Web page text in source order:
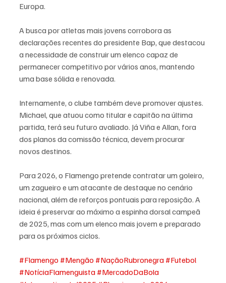
Europa.
A busca por atletas mais jovens corrobora as
declarações recentes do presidente Bap, que destacou
a necessidade de construir um elenco capaz de
permanecer competitivo por vários anos, mantendo
uma base sólida e renovada.
Internamente, o clube também deve promover ajustes.
Michael, que atuou como titular e capitão na última
partida, terá seu futuro avaliado. Já Viña e Allan, fora
dos planos da comissão técnica, devem procurar
novos destinos.
Para 2026, o Flamengo pretende contratar um goleiro,
um zagueiro e um atacante de destaque no cenário
nacional, além de reforços pontuais para reposição. A
ideia é preservar ao máximo a espinha dorsal campeã
de 2025, mas com um elenco mais jovem e preparado
para os próximos ciclos.
#Flamengo #Mengão #NaçãoRubronegra #Futebol
#NotíciaFlamenguista #MercadoDaBola